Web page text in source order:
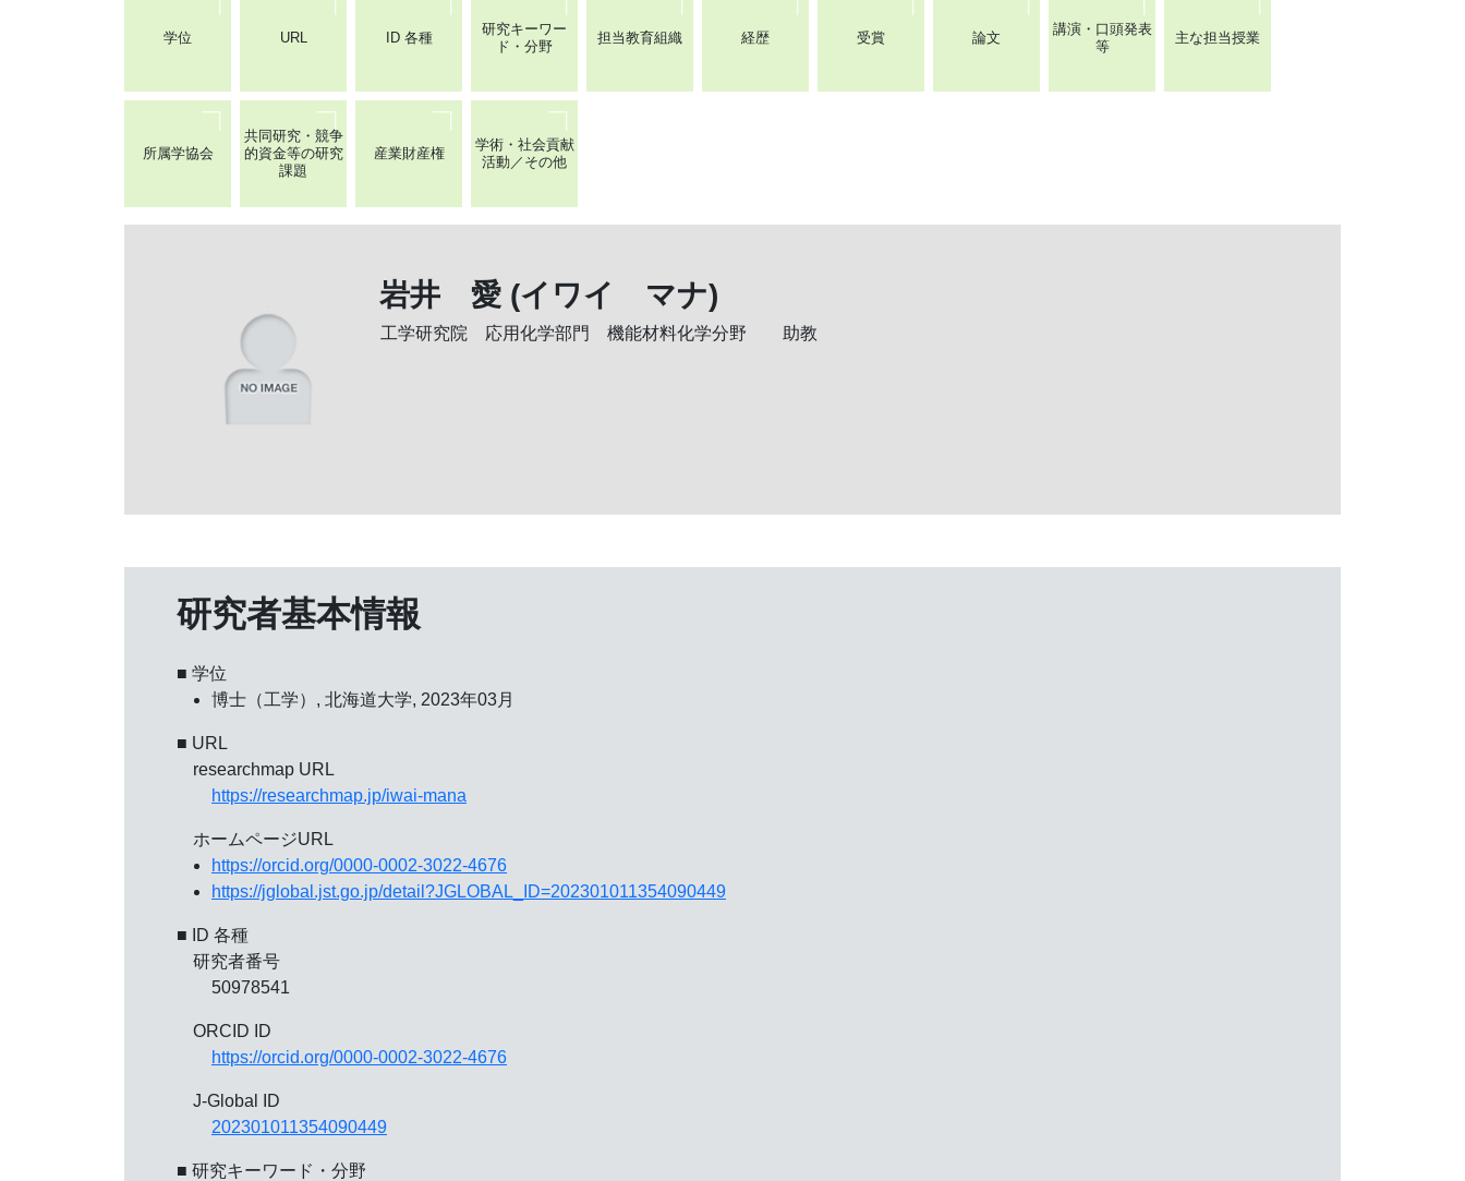
学位 URL ID 各種
研究キーワー
ド・分野
担当教育組織 経歴 受賞 論文
講演・口頭発表
等
主な担当授業
所属学協会
共同研究・競争
的資金等の研究
課題
産業財産権
学術・社会貢献
活動／その他
岩井 愛 (イワイ マナ)
工学研究院 応用化学部門 機能材料化学分野 助教
研究者基本情報
■ 学位
博士（工学）, 北海道大学, 2023年03月
■ URL
researchmap URL
https://researchmap.jp/iwai-mana
ホームページURL
https://orcid.org/0000-0002-3022-4676
https://jglobal.jst.go.jp/detail?JGLOBAL_ID=202301011354090449
■ ID 各種
研究者番号
50978541
ORCID ID
https://orcid.org/0000-0002-3022-4676
J-Global ID
202301011354090449
■ 研究キーワード・分野